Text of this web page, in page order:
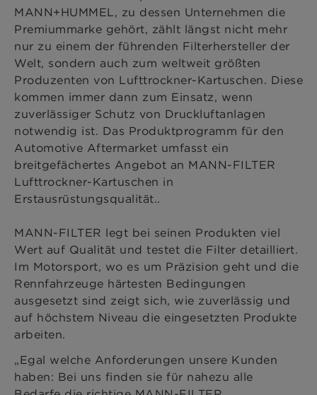
MANN+HUMMEL, zu dessen Unternehmen die
Premiummarke gehört, zählt längst nicht mehr
nur zu einem der führenden Filterhersteller der
Welt, sondern auch zum weltweit größten
Produzenten von Lufttrockner-Kartuschen. Diese
kommen immer dann zum Einsatz, wenn
zuverlässiger Schutz von Druckluftanlagen
notwendig ist. Das Produktprogramm für den
Automotive Aftermarket umfasst ein
breitgefächertes Angebot an MANN-FILTER
Lufttrockner-Kartuschen in
Erstausrüstungsqualität..
MANN-FILTER legt bei seinen Produkten viel
Wert auf Qualität und testet die Filter detailliert.
Im Motorsport, wo es um Präzision geht und die
Rennfahrzeuge härtesten Bedingungen
ausgesetzt sind zeigt sich, wie zuverlässig und
auf höchstem Niveau die eingesetzten Produkte
arbeiten.
„Egal welche Anforderungen unsere Kunden
haben: Bei uns finden sie für nahezu alle